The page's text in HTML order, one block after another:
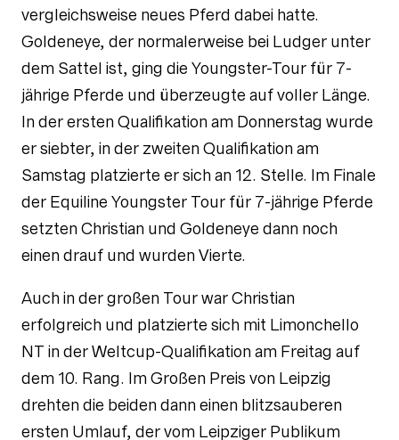
vergleichsweise neues Pferd dabei hatte.
Goldeneye, der normalerweise bei Ludger unter
dem Sattel ist, ging die Youngster-Tour für 7-
jährige Pferde und überzeugte auf voller Länge.
In der ersten Qualifikation am Donnerstag wurde
er siebter, in der zweiten Qualifikation am
Samstag platzierte er sich an 12. Stelle. Im Finale
der Equiline Youngster Tour für 7-jährige Pferde
setzten Christian und Goldeneye dann noch
einen drauf und wurden Vierte.
Auch in der großen Tour war Christian
erfolgreich und platzierte sich mit Limonchello
NT in der Weltcup-Qualifikation am Freitag auf
dem 10. Rang. Im Großen Preis von Leipzig
drehten die beiden dann einen blitzsauberen
ersten Umlauf, der vom Leipziger Publikum